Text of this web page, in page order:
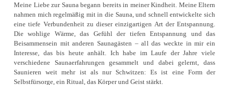
Meine Liebe zur Sauna begann bereits in meiner Kindheit. Meine Eltern
nahmen mich regelmäßig mit in die Sauna, und schnell entwickelte sich
eine tiefe Verbundenheit zu dieser einzigartigen Art der Entspannung.
Die wohlige Wärme, das Gefühl der tiefen Entspannung und das
Beisammensein mit anderen Saunagästen – all das weckte in mir ein
Interesse, das bis heute anhält. Ich habe im Laufe der Jahre viele
verschiedene Saunaerfahrungen gesammelt und dabei gelernt, dass
Saunieren weit mehr ist als nur Schwitzen: Es ist eine Form der
Selbstfürsorge, ein Ritual, das Körper und Geist stärkt.